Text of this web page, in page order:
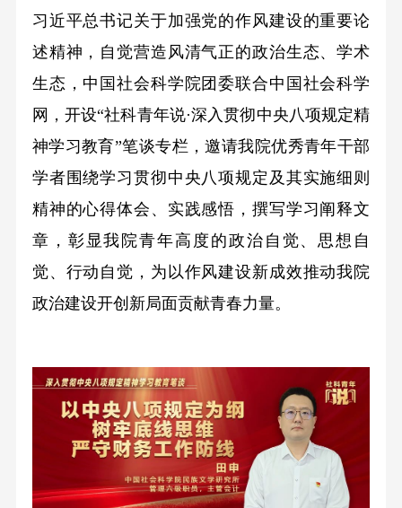
习近平总书记关于加强党的作风建设的重要论
述精神，自觉营造风清气正的政治生态、学术
生态，中国社会科学院团委联合中国社会科学
网，开设“社科青年说·深入贯彻中央八项规定精
神学习教育”笔谈专栏，邀请我院优秀青年干部
学者围绕学习贯彻中央八项规定及其实施细则
精神的心得体会、实践感悟，撰写学习阐释文
章，彰显我院青年高度的政治自觉、思想自
觉、行动自觉，为以作风建设新成效推动我院
政治建设开创新局面贡献青春力量。